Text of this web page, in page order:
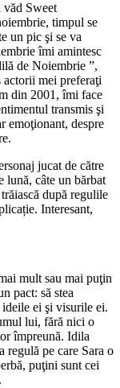
văd Sweet
timpul se
un pic şi se va
îmi amintesc
de Noiembrie ”,
actorii mei preferaţi
din 2001, îmi face
transmis şi
emoţionant, despre
jucat de către
lună, câte un bărbat
după regulile
Interesant,
mult sau mai puţin
pact: să stea
ei şi visurile ei.
lui, fără nici o
împreună. Idila
regulă pe care Sara o
puţini sunt cei